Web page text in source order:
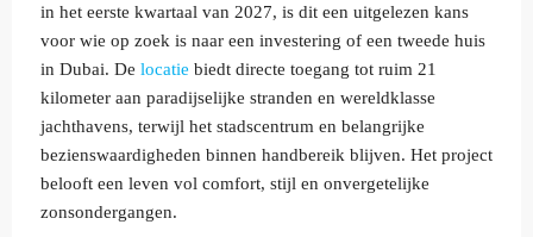
in het eerste kwartaal van 2027, is dit een uitgelezen kans
voor wie op zoek is naar een investering of een tweede huis
in Dubai. De locatie biedt directe toegang tot ruim 21
kilometer aan paradijselijke stranden en wereldklasse
jachthavens, terwijl het stadscentrum en belangrijke
bezienswaardigheden binnen handbereik blijven. Het project
belooft een leven vol comfort, stijl en onvergetelijke
zonsondergangen.